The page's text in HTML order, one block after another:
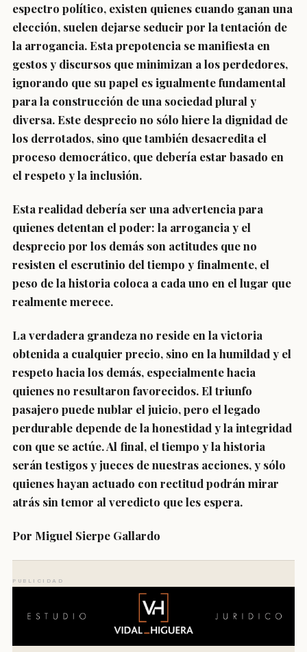
espectro político, existen quienes cuando ganan una
elección, suelen dejarse seducir por la tentación de
la arrogancia. Esta prepotencia se manifiesta en
gestos y discursos que minimizan a los perdedores,
ignorando que su papel es igualmente fundamental
para la construcción de una sociedad plural y
diversa. Este desprecio no sólo hiere la dignidad de
los derrotados, sino que también desacredita el
proceso democrático, que debería estar basado en
el respeto y la inclusión.
Esta realidad debería ser una advertencia para
quienes detentan el poder: la arrogancia y el
desprecio por los demás son actitudes que no
resisten el escrutinio del tiempo y finalmente, el
peso de la historia coloca a cada uno en el lugar que
realmente merece.
La verdadera grandeza no reside en la victoria
obtenida a cualquier precio, sino en la humildad y el
respeto hacia los demás, especialmente hacia
quienes no resultaron favorecidos. El triunfo
pasajero puede nublar el juicio, pero el legado
perdurable depende de la honestidad y la integridad
con que se actúe. Al final, el tiempo y la historia
serán testigos y jueces de nuestras acciones, y sólo
quienes hayan actuado con rectitud podrán mirar
atrás sin temor al veredicto que les espera.
Por Miguel Sierpe Gallardo
PUBLICIDAD